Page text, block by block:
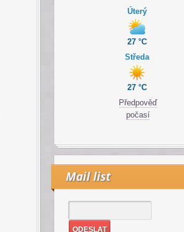
Úterý
27 °C
Středa
27 °C
Předpověď
počasí
Mail list